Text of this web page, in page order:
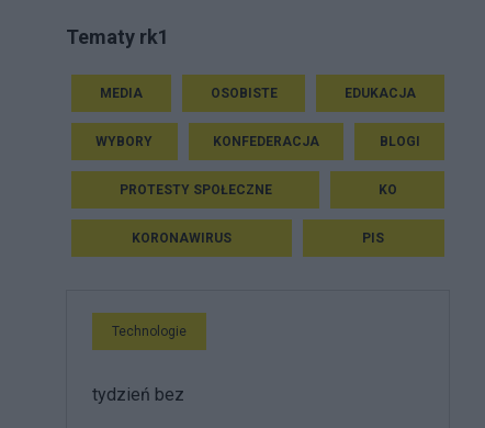
Tematy rk1
MEDIA OSOBISTE EDUKACJA
WYBORY KONFEDERACJA BLOGI
PROTESTY SPOŁECZNE KO
KORONAWIRUS PIS
Technologie
tydzień bez